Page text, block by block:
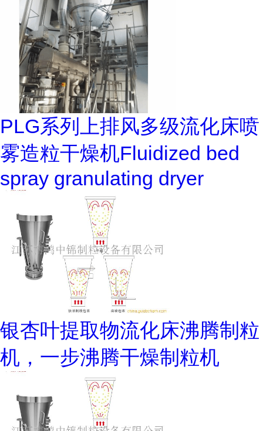
PLG系列上排风多级流化床喷
雾造粒干燥机Fluidized bed
spray granulating dryer
银杏叶提取物流化床沸腾制粒
机，一步沸腾干燥制粒机